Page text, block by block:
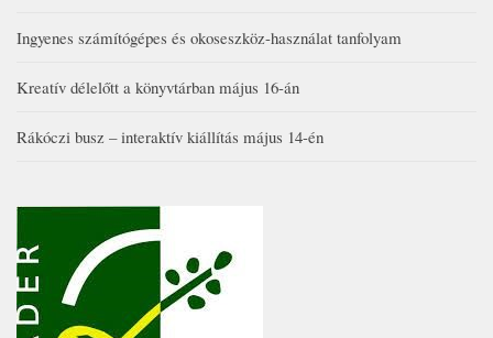
Ingyenes számítógépes és okoseszköz-használat tanfolyam
Kreatív délelőtt a könyvtárban május 16-án
Rákóczi busz – interaktív kiállítás május 14-én